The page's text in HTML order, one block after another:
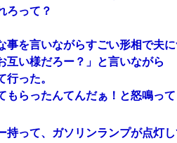
ろって？
事を言いながらすごい形相で夫に
互い様だろー？」と言いながら
行った。
もらったんてんだぁ！と怒鳴って
持って、ガソリンランプが点灯